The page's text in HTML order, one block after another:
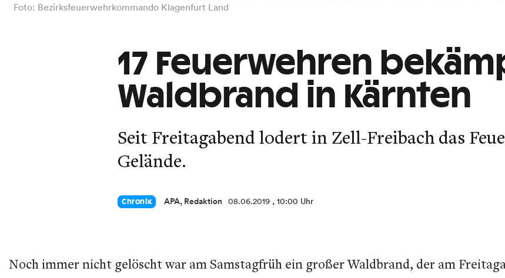
Foto: Bezirksfeuerwehrkommando Klagenfurt Land
17 Feuerwehren
Waldbrand in Kärnten
Seit Freitagabend lodert in Zell-Freibach das
Gelände.
Chronik APA, Redaktion 08.06.2019 , 10:00 Uhr
Noch immer nicht gelöscht war am Samstagfrüh ein großer Waldbrand, der am